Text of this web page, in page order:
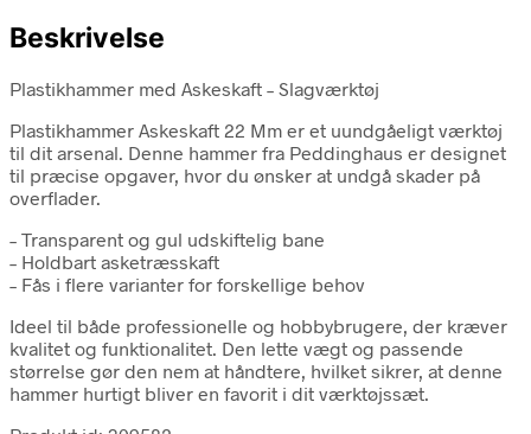
Beskrivelse
Plastikhammer med Askeskaft – Slagværktøj
Plastikhammer Askeskaft 22 Mm er et uundgåeligt værktøj
til dit arsenal. Denne hammer fra Peddinghaus er designet
til præcise opgaver, hvor du ønsker at undgå skader på
overflader.
– Transparent og gul udskiftelig bane
– Holdbart asketræsskaft
– Fås i flere varianter for forskellige behov
Ideel til både professionelle og hobbybrugere, der kræver
kvalitet og funktionalitet. Den lette vægt og passende
størrelse gør den nem at håndtere, hvilket sikrer, at denne
hammer hurtigt bliver en favorit i dit værktøjssæt.